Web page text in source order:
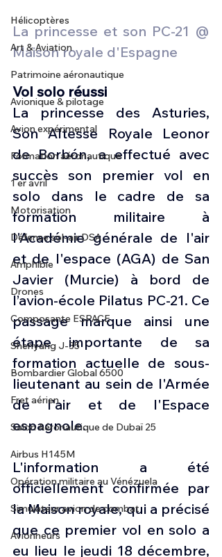
Hélicoptères
Art & Aviation
Patrimoine aéronautique
Avionique & pilotage
Avion expérimental
Formation aéronautique
1 er avril
Motorisation
Défense sol-air DSA
Amphibie
Drones
Composante ESPACE
Shenyang J-35
Bombardier Global 6500
Fret aérien
Salon Aéronautique de Dubaï 25
Airbus H145M
Opération militaire au Vénézuela
Simulateur avion de combat
Avionneurs
La princesse et son PC-21 @
Maison royale d'Espagne
Vol solo réussi
La princesse des Asturies,
Son Altesse Royale Leonor
de Borbón, a effectué avec
succès son premier vol en
solo dans le cadre de sa
formation militaire à
l'Académie générale de l'air
et de l'espace (AGA) de San
Javier (Murcie) à bord de
l’avion-école Pilatus PC-21. Ce
passage marque ainsi une
étape importante de sa
formation actuelle de sous-
lieutenant au sein de l'Armée
de l'air et de l'Espace
espagnole.
L'information a été
officiellement confirmée par
la Maison royale, qui a précisé
que ce premier vol en solo a
eu lieu le jeudi 18 décembre,